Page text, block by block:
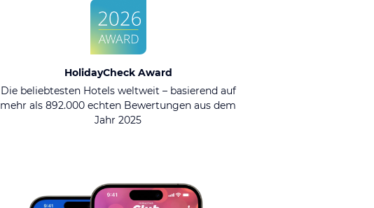
HolidayCheck Award
Die beliebtesten Hotels weltweit – basierend auf
mehr als 892.000 echten Bewertungen aus dem
Jahr 2025